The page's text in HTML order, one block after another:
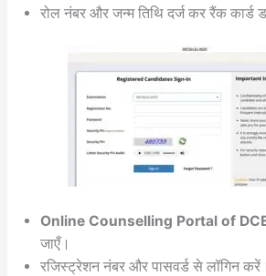
रोल नंबर और जन्म तिथि दर्ज कर रैंक कार्ड
Online Counselling Portal of
जाएँ।
रजिस्ट्रेशन नंबर और पासवर्ड से लॉगिन करें।